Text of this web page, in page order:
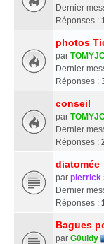
Dernier
Réponses :
photos
par
Dernier
Réponses :
conseil
par
Dernier
Réponses :
diatomée
par pierrick
Dernier
Réponses :
Bagues
par G0uldy